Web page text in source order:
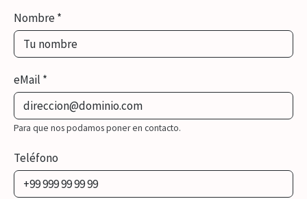
Nombre*
eMail *
Para que nos podamos poner en contacto.
Teléfono